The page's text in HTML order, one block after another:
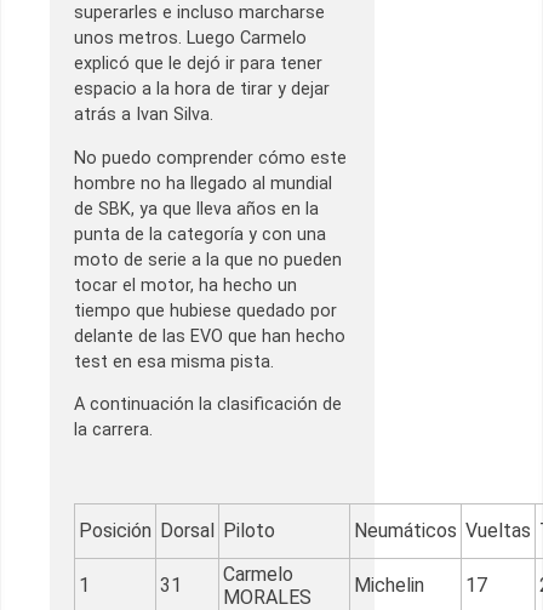
superarles e incluso marcharse
unos metros. Luego Carmelo
explicó que le dejó ir para tener
espacio a la hora de tirar y dejar
atrás a Ivan Silva.
No puedo comprender cómo este
hombre no ha llegado al mundial
de SBK, ya que lleva años en la
punta de la categoría y con una
moto de serie a la que no pueden
tocar el motor, ha hecho un
tiempo que hubiese quedado por
delante de las EVO que han hecho
test en esa misma pista.
A continuación la clasificación de
la carrera.
Posición Dorsal Piloto Neumáticos Vueltas
1 31
Carmelo
MORALES
Michelin 17